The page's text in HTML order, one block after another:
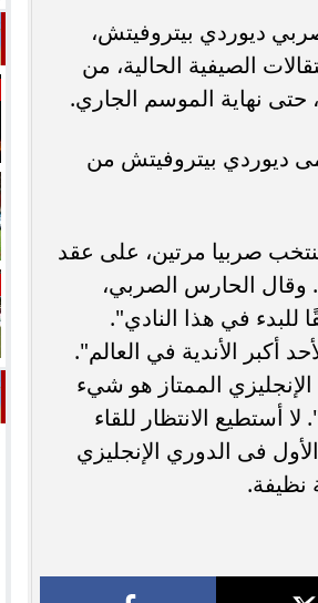
ديوردي بيتروفيتش،
الصيفية الحالية، من
حتى نهاية الموسم الجاري.
ديوردي بيتروفيتش من
والذي شارك مع منتخب صربيا مرتين، على عقد
وقال الحارس الصربي،
في هذا النادي".
أكبر الأندية في العالم".
الممتاز هو شيء
أستطيع الانتظار للقاء
فى الدوري الإنجليزي
نظيفة.